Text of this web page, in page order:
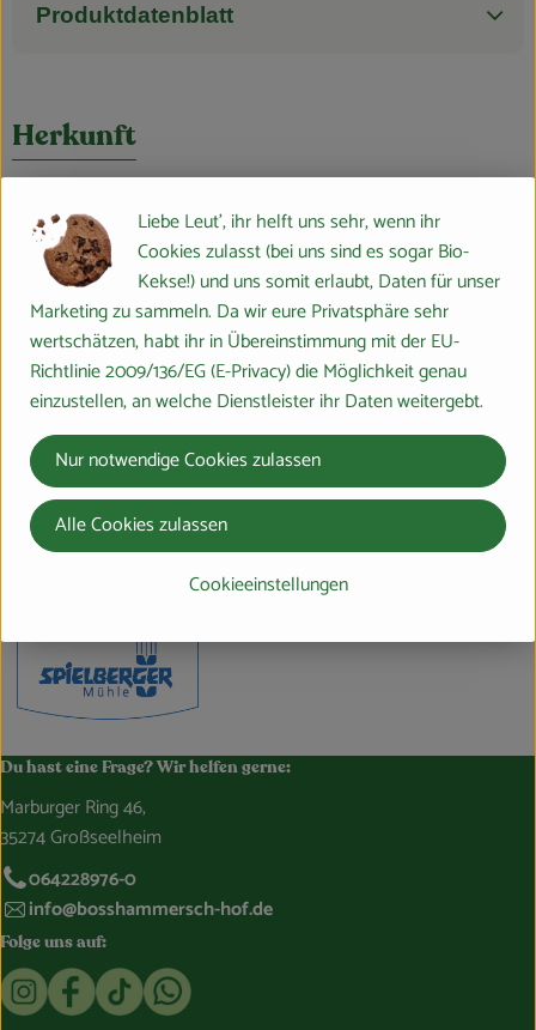
Produktdatenblatt
Herkunft
Spielberger GmbH
D 74336 Brackenheim
Kontrollnummer DE-ÖKO-007
www.spielberger.de
(Daten von Ecoinform)
Spielberger Mühle
Du hast eine Frage? Wir helfen gerne:
Marburger Ring 46,
35274 Großseelheim
064228976-0
info@bosshammersch-hof.de
Folge uns auf:
Externer Link zu https://www.instagram.com/
Externer Link zu https://www.facebook.com/
Externer Link zu https://www.tiktok.com/
Externer Link zu https://whatsapp.com/
Liebe Leut', ihr helft uns sehr, wenn ihr
Cookies zulasst (bei uns sind es sogar Bio-
Kekse!) und uns somit erlaubt, Daten für unser
Marketing zu sammeln. Da wir eure Privatsphäre sehr
wertschätzen, habt ihr in Übereinstimmung mit der EU-
Richtlinie 2009/136/EG (E-Privacy) die Möglichkeit genau
einzustellen, an welche Dienstleister ihr Daten weitergebt.
Cookieeinstellungen
Nur notwendige Cookies zulassen
Alle Cookies zulassen